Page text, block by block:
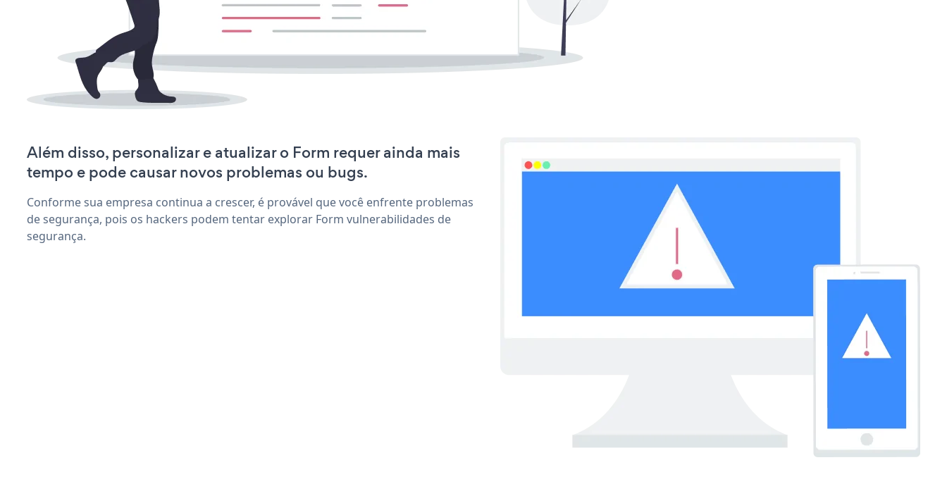
Além disso, personalizar e atualizar o Form requer ainda mais
tempo e pode causar novos problemas ou bugs.
Conforme sua empresa continua a crescer, é provável que você enfrente problemas
de segurança, pois os hackers podem tentar explorar Form vulnerabilidades de
segurança.